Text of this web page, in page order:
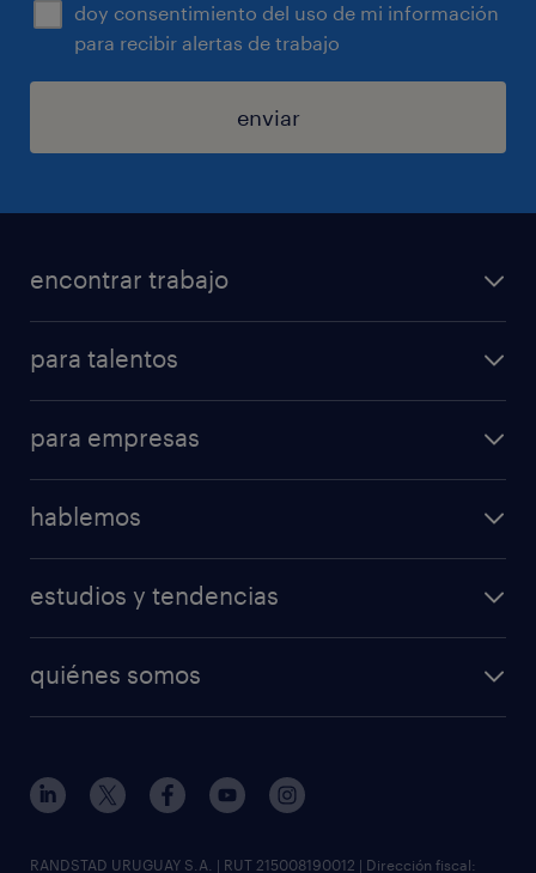
doy consentimiento del uso de mi información
para recibir alertas de trabajo
enviar
encontrar trabajo
mi randstad
para talentos
professional
para empresas
solicitar información
hablemos
oficina Montevideo
estudios y tendencias
tendencias del talento
quiénes somos
visión y misión
sala de prensa
gobierno corporativo
RANDSTAD URUGUAY S.A. | RUT 215008190012 | Dirección fiscal: